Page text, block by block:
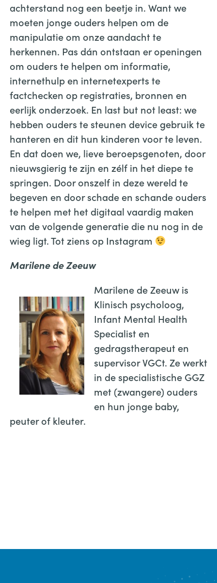
achterstand nog een beetje in. Want we
moeten jonge ouders helpen om de
manipulatie om onze aandacht te
herkennen. Pas dán ontstaan er openingen
om ouders te helpen om informatie,
internethulp en internetexperts te
factchecken op registraties, bronnen en
eerlijk onderzoek. En last but not least: we
hebben ouders te steunen device gebruik te
hanteren en dit hun kinderen voor te leven.
En dat doen we, lieve beroepsgenoten, door
nieuwsgierig te zijn en zélf in het diepe te
springen. Door onszelf in deze wereld te
begeven en door schade en schande ouders
te helpen met het digitaal vaardig maken
van de volgende generatie die nu nog in de
wieg ligt. Tot ziens op Instagram
Marilene de Zeeuw
Marilene de Zeeuw is
Klinisch psycholoog,
Infant Mental Health
Specialist en
gedragstherapeut en
supervisor VGCt. Ze werkt
in de specialistische GGZ
met (zwangere) ouders
en hun jonge baby,
peuter of kleuter.